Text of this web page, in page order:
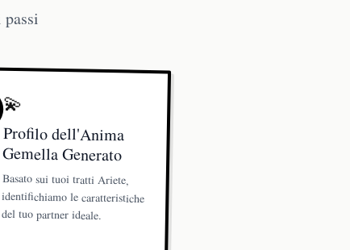
💫
Profilo dell'Anima
Gemella Generato
Basato sui tuoi tratti Ariete,
identifichiamo le caratteristiche
del tuo partner ideale.